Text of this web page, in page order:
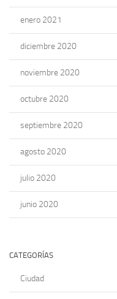
enero 2021
diciembre 2020
noviembre 2020
octubre 2020
septiembre 2020
agosto 2020
julio 2020
junio 2020
CATEGORÍAS
Ciudad